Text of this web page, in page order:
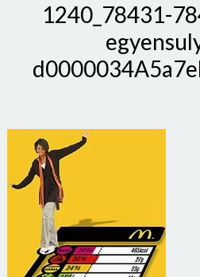
1240_78431-